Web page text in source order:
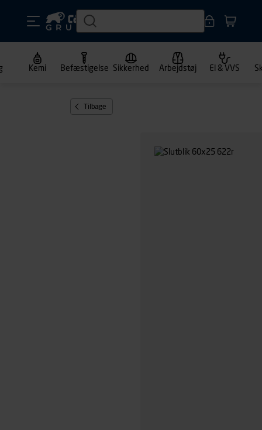
Kemi Befæstigelse Sikkerhed Arbejdstøj El & VVS
Tilbage